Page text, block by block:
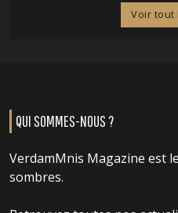
Voir tout
QUI SOMMES-NOUS ?
VerdamMnis Magazine est
sombres.